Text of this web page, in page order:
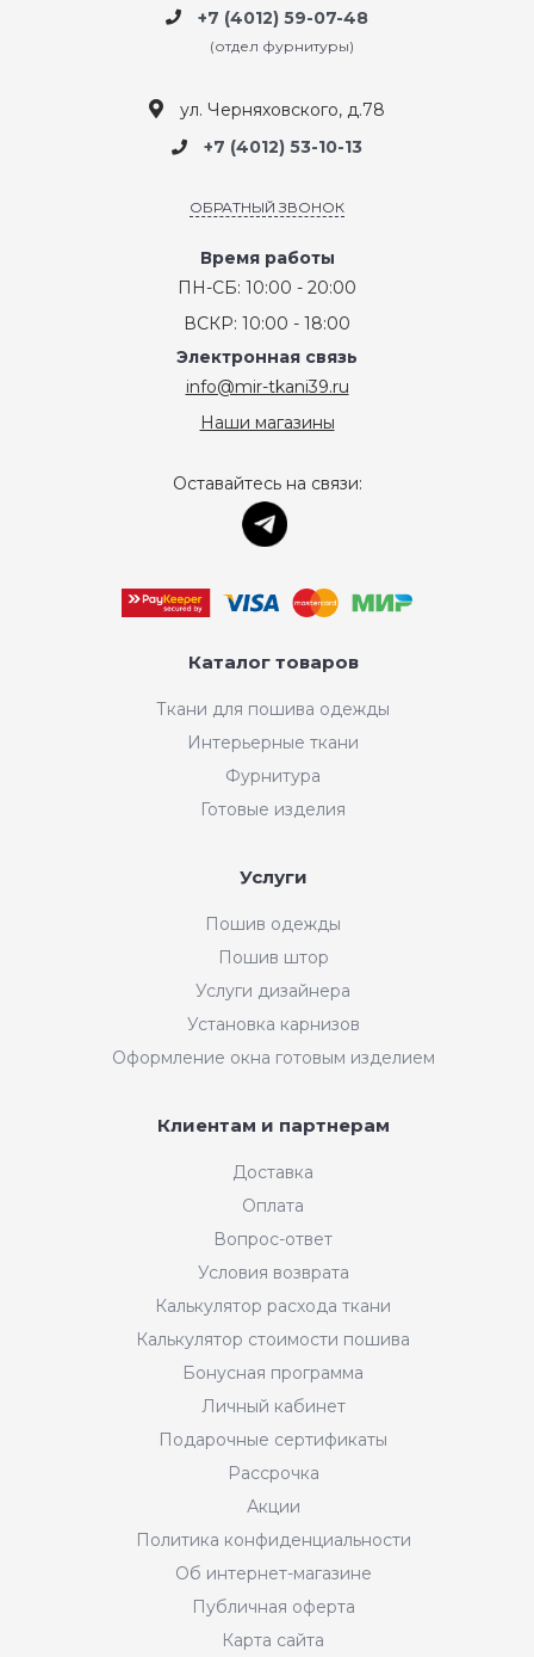
+7 (4012) 59-07-48
(отдел фурнитуры)
ул. Черняховского, д.78
+7 (4012) 53-10-13
ОБРАТНЫЙ ЗВОНОК
Время работы
ПН-СБ: 10:00 - 20:00
ВСКР: 10:00 - 18:00
Электронная связь
info@mir-tkani39.ru
Наши магазины
Оставайтесь на связи:
Каталог товаров
Ткани для пошива одежды
Интерьерные ткани
Фурнитура
Готовые изделия
Услуги
Пошив одежды
Пошив штор
Услуги дизайнера
Установка карнизов
Оформление окна готовым изделием
Клиентам и партнерам
Доставка
Оплата
Вопрос-ответ
Условия возврата
Калькулятор расхода ткани
Калькулятор стоимости пошива
Бонусная программа
Личный кабинет
Подарочные сертификаты
Рассрочка
Акции
Политика конфиденциальности
Об интернет-магазине
Публичная оферта
Карта сайта